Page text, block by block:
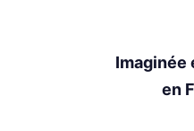
Imaginée
en